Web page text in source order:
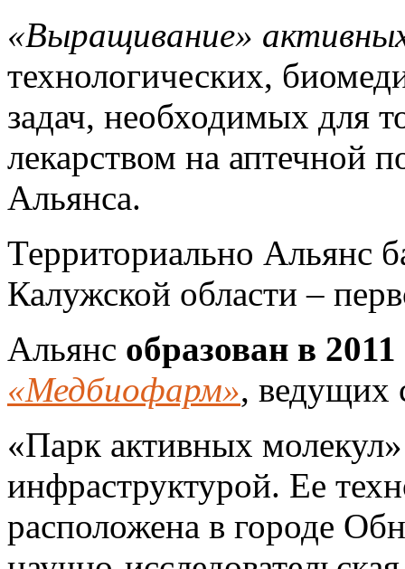
«Выращивание»
технологических,
задач, необходимых для
лекарством на аптечной
Альянса.
Территориально Альянс
Калужской области –
Альянс образован в 2011
«Медбиофарм»,
«Парк активных
инфраструктурой. Ее
расположена в городе